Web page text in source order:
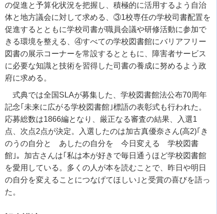
の促進と予算化状況を把握し、積極的に活用するよう自治
体と地方議会に対して求める、 ③1校専任の学校司書配置を
促進するとともに学校司書が職員会議や研修活動に参加で
きる環境を整える、 ④すべての学校図書館にバリアフリー
図書の展示コーナーを常設するとともに、障害者サービス
に必要な知識と技術を習得した司書の養成に努めるよう政
府に求める。
式典では全国 SLAが募集した、学校図書館法公布70周年
記念｢未来に広がる学校図書館｣標語の表彰式も行われた。
応募総数は1866編となり、厳正なる審査の結果、入選1
点、次点2点が決定。入選したのは加古真優奈さん(高2)｢き
のうの自分と あしたの自分を 今日変える 学校図書
館｣。加古さんは｢私は本が好きで毎日通うほど学校図書館
を愛用している。多くの人が本を読むことで、昨日や明日
の自分を変えることにつなげてほしい｣と受賞の喜びを語っ
た。